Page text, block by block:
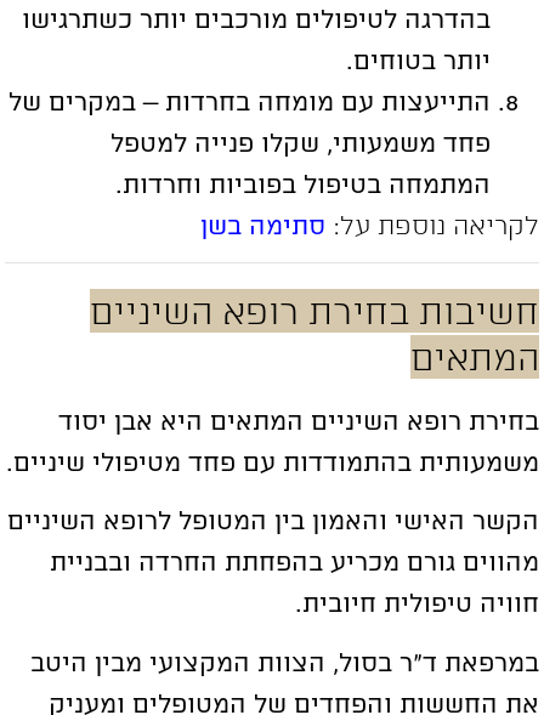
בהדרגה לטיפולים מורכבים יותר כשתרגישו
יותר בטוחים.
התייעצות עם מומחה בחרדות – במקרים של
פחד משמעותי, שקלו פנייה למטפל
המתמחה בטיפול בפוביות וחרדות.
נוספת על: סתימה בשן
בחירת רופא השיניים
רופא השיניים המתאים היא אבן יסוד
בהתמודדות עם פחד מטיפולי שיניים.
האישי והאמון בין המטופל לרופא השיניים
גורם מכריע בהפחתת החרדה ובבניית
טיפולית חיובית.
ד”ר בסול, הצוות המקצועי מבין היטב
החששות והפחדים של המטופלים ומעניק